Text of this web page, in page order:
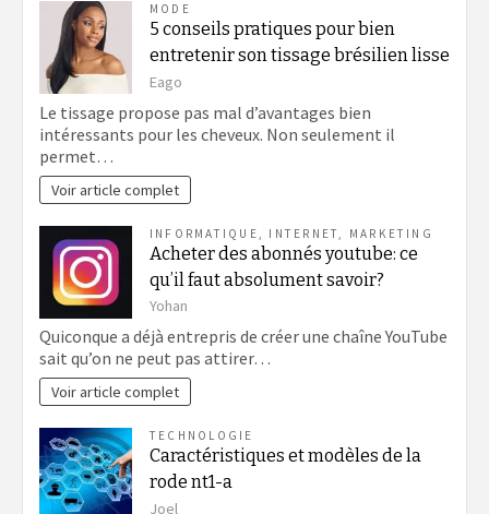
MODE
5 conseils pratiques pour bien
entretenir son tissage brésilien lisse
Eago
Le tissage propose pas mal d’avantages bien
intéressants pour les cheveux. Non seulement il
permet…
Voir article complet
INFORMATIQUE INTERNET MARKETING
Acheter des abonnés youtube: ce
qu’il faut absolument savoir?
Yohan
Quiconque a déjà entrepris de créer une chaîne YouTube
sait qu’on ne peut pas attirer…
Voir article complet
TECHNOLOGIE
Caractéristiques et modèles de la
rode nt1-a
Joel